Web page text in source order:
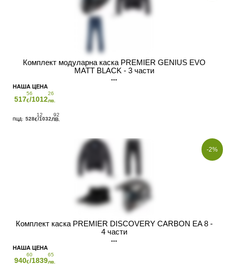
Комплект модуларна каска PREMIER GENIUS EVO
MATT BLACK - 3 части
517
56
€/1012
26
лв.
528
12
€/1032
92
ЛВ.
-2%
Комплект каска PREMIER DISCOVERY CARBON EA 8 -
4 части
940
60
€/1839
65
лв.